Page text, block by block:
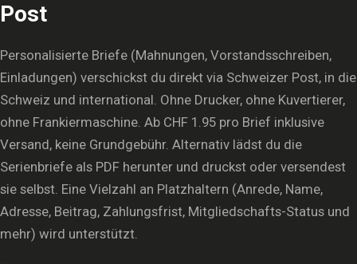
Post
Personalisierte Briefe (Mahnungen, Vorstandsschreiben,
Einladungen) verschickst du direkt via Schweizer Post, in die
Schweiz und international. Ohne Drucker, ohne Kuvertierer,
ohne Frankiermaschine. Ab CHF 1.95 pro Brief inklusive
Versand, keine Grundgebühr. Alternativ lädst du die
Serienbriefe als PDF herunter und druckst oder versendest
sie selbst. Eine Vielzahl an Platzhaltern (Anrede, Name,
Adresse, Beitrag, Zahlungsfrist, Mitgliedschafts-Status und
mehr) wird unterstützt.